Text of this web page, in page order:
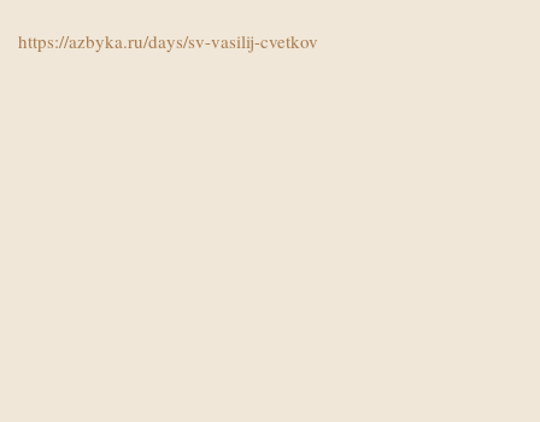
https://azbyka.ru/days/sv-vasilij-cvetkov